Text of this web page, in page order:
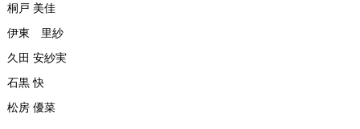
桐戸 美佳
伊東 里紗
久田 安紗実
石黒 快
松房 優菜